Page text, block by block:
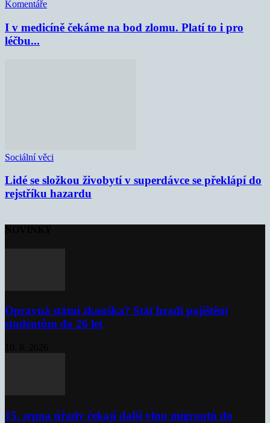
Komentáře
I v medicíně čekáme na bod zlomu. Platí to i pro
léčbu...
Sociální věci
Lidé se složkou živobytí v superdávce se překlápí do
rejstříku hazardu
Opravná státní zkouška? Stát hradí pojištění
studentům do 26 let
15. srpna úřady čekají další vlnu migrantů do